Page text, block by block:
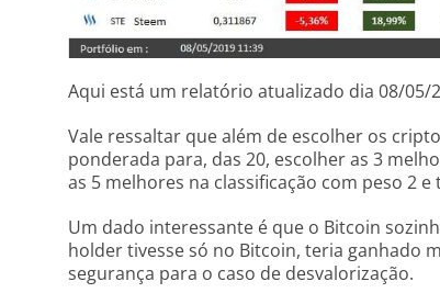
Aqui está um relatório atualizado dia 08/05/
Vale ressaltar que além de escolher os
ponderada para, das 20, escolher as 3
as 5 melhores na classificação com peso 2
Um dado interessante é que o Bitcoin
holder tivesse só no Bitcoin, teria ganhado
segurança para o caso de desvalorização.